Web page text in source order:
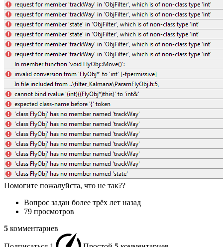
Помогите пожалуйста, что не так??
Вопрос задан более трёх лет назад
79 просмотров
5 комментариев